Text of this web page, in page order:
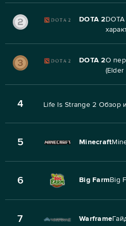
DOTA 2
DOTA 2О
(Elder
4 Life Is Strange 2 Обзор
5 Minecraft
6 Big FarmBig
7 Warframe